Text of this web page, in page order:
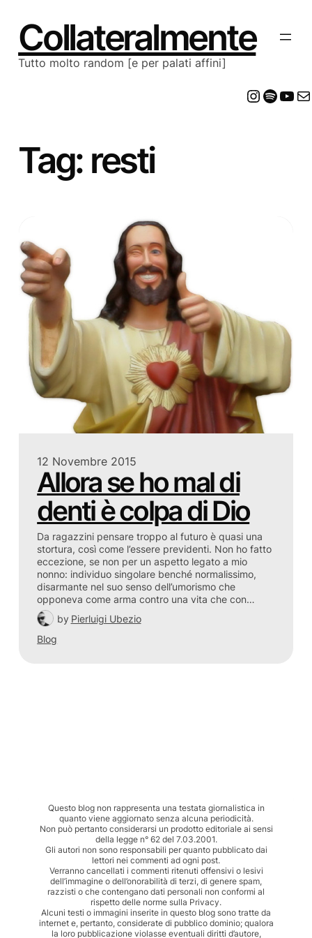
contenuto
Collateralmente
Tutto molto random [e per palati affini]
Tag: resti
12 Novembre 2015
Allora se ho mal di
denti è colpa di Dio
Da ragazzini pensare troppo al futuro è quasi una
stortura, così come l’essere previdenti. Non ho fatto
eccezione, se non per un aspetto legato a mio
nonno: individuo singolare benché normalissimo,
disarmante nel suo senso dell’umorismo che
opponeva come arma contro una vita che con…
by Pierluigi Ubezio
Blog
Questo blog non rappresenta una testata giornalistica in
quanto viene aggiornato senza alcuna periodicità.
Non può pertanto considerarsi un prodotto editoriale ai sensi
della legge n° 62 del 7.03.2001.
Gli autori non sono responsabili per quanto pubblicato dai
lettori nei commenti ad ogni post.
Verranno cancellati i commenti ritenuti offensivi o lesivi
dell’immagine o dell’onorabilità di terzi, di genere spam,
razzisti o che contengano dati personali non conformi al
rispetto delle norme sulla Privacy.
Alcuni testi o immagini inserite in questo blog sono tratte da
internet e, pertanto, considerate di pubblico dominio; qualora
la loro pubblicazione violasse eventuali diritti d’autore,